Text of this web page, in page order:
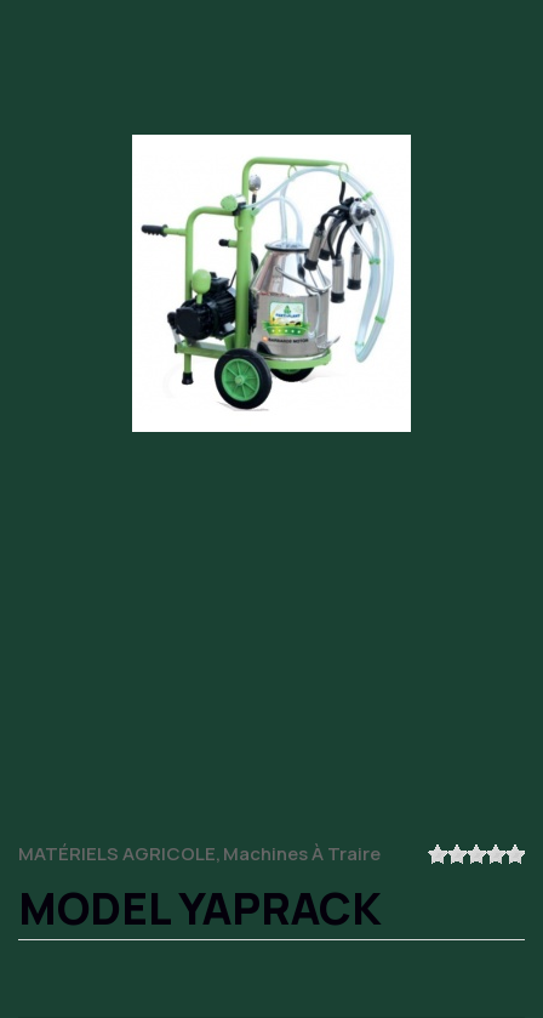
MATÉRIELS AGRICOLEMachines À Traire
MODEL YAPRACK